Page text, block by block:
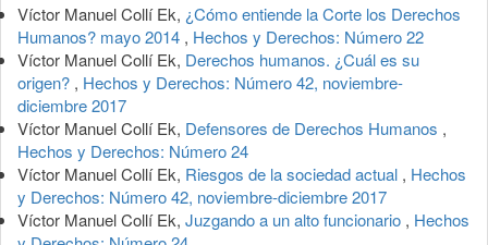
Víctor Manuel Collí Ek, ¿Cómo entiende la Corte los Derechos
Humanos? mayo 2014 , Hechos y Derechos: Número 22
Víctor Manuel Collí Ek, Derechos humanos. ¿Cuál es su
origen? , Hechos y Derechos: Número 42, noviembre-
diciembre 2017
Víctor Manuel Collí Ek, Defensores de Derechos Humanos ,
Hechos y Derechos: Número 24
Víctor Manuel Collí Ek, Riesgos de la sociedad actual , Hechos
y Derechos: Número 42, noviembre-diciembre 2017
Víctor Manuel Collí Ek, Juzgando a un alto funcionario , Hechos